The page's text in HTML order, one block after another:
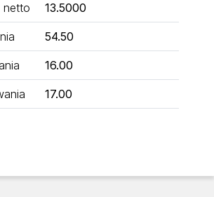
netto 13.5000
54.50
16.00
17.00